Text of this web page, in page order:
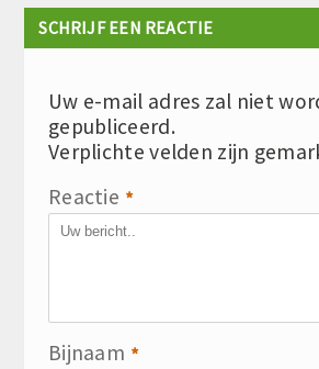
SCHRIJF EEN REACTIE
Uw e-mail adres zal niet
gepubliceerd.
Verplichte velden zijn
Reactie *
Bijnaam *